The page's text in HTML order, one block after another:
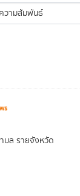
บล รายจังหวัด